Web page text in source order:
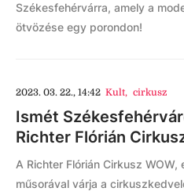
Székesfehérvárra, amely a
ötvözése egy porondon!
2023. 03. 22., 14:42 Kult, cirkusz
Ismét
Richter Flórián
A Richter Flórián Cirkusz
műsorával várja a